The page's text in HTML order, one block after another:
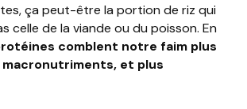
ça peut-être la portion de riz qui
celle de la viande ou du poisson. En
comblent notre faim plus
et plus